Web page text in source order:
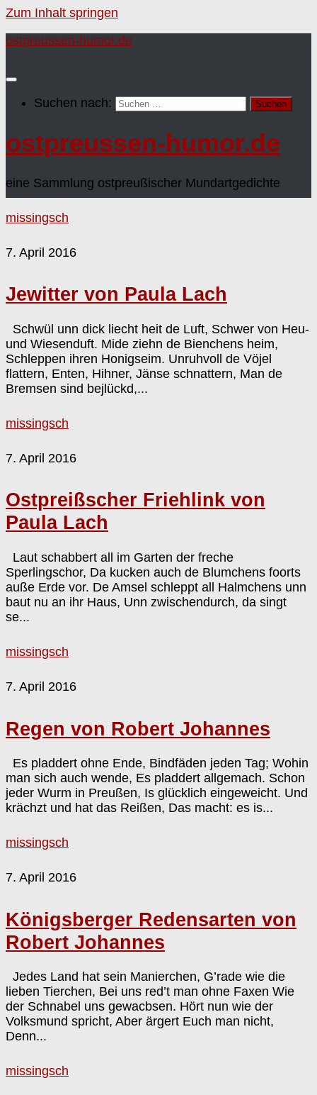
Zum Inhalt springen
ostpreussen-humor.de
Suchen nach:
ostpreussen-humor.de
eine Sammlung ostpreußischer Mundartgedichte
missingsch
7. April 2016
Jewitter von Paula Lach
Schwül unn dick liecht heit de Luft, Schwer von Heu-
und Wiesenduft. Mide ziehn de Bienchens heim,
Schleppen ihren Honigseim. Unruhvoll de Vöjel
flattern, Enten, Hihner, Jänse schnattern, Man de
Bremsen sind bejlückd,...
missingsch
7. April 2016
Ostpreißscher Friehlink von
Paula Lach
Laut schabbert all im Garten der freche
Sperlingschor, Da kucken auch de Blumchens foorts
auße Erde vor. De Amsel schleppt all Halmchens unn
baut nu an ihr Haus, Unn zwischendurch, da singt
se...
missingsch
7. April 2016
Regen von Robert Johannes
Es pladdert ohne Ende, Bindfäden jeden Tag; Wohin
man sich auch wende, Es pladdert allgemach. Schon
jeder Wurm in Preußen, Is glücklich eingeweicht. Und
krächzt und hat das Reißen, Das macht: es is...
missingsch
7. April 2016
Königsberger Redensarten von
Robert Johannes
Jedes Land hat sein Manierchen, G’rade wie die
lieben Tierchen, Bei uns red’t man ohne Faxen Wie
der Schnabel uns gewacbsen. Hört nun wie der
Volksmund spricht, Aber ärgert Euch man nicht,
Denn...
missingsch